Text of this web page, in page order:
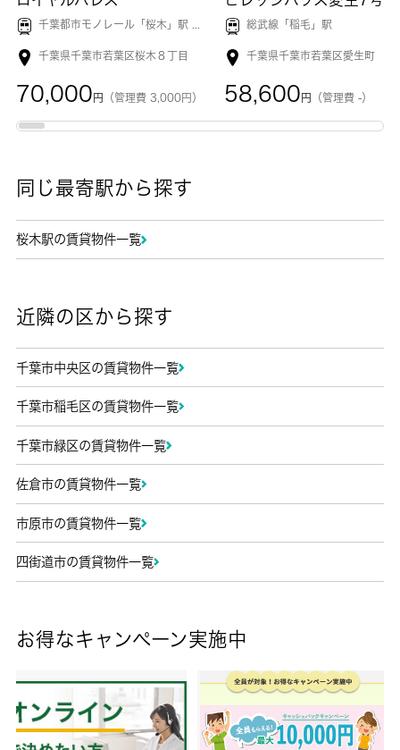
千葉都市モノレール「 桜木 」駅 徒歩4分
千葉県千葉市若葉区桜木８丁目
70,000 円 （管理費 3,000円）
総武線「稲毛 」駅
千葉県千葉市若葉区愛生町
58,600 円 （管理費 -）
同じ最寄駅から探す
桜木駅の賃貸物件一覧
近隣の区から探す
千葉市中央区の賃貸物件一覧
千葉市稲毛区の賃貸物件一覧
千葉市緑区の賃貸物件一覧
佐倉市の賃貸物件一覧
市原市の賃貸物件一覧
四街道市の賃貸物件一覧
お得なキャンペーン実施中